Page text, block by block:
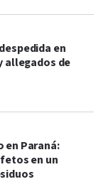
en
allegados de
en Paraná:
en un